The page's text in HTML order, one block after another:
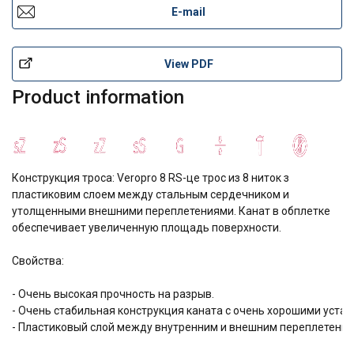
E-mail
View PDF
Product information
Конструкция троса: Veropro 8 RS-це трос из 8 ниток з
пластиковим слоем между стальным сердечником и
утолщенными внешними переплетениями. Канат в обплетке
обеспечивает увеличенную площадь поверхности.
Свойства:
- Очень высокая прочность на разрыв.
- Очень стабильная конструкция каната с очень хорошими
- Пластиковый слой между внутренним и внешним